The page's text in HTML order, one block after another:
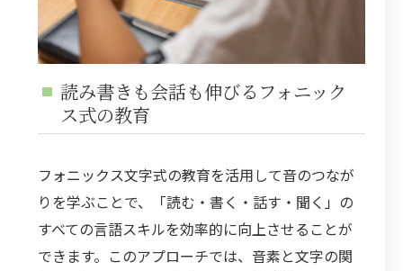
読み書きも会話も伸びるフォニック
ス式の教育
フォニックス文字式の教育を活用して音のつなが
りを学ぶことで、「読む・書く・話す・聞く」の
すべての言語スキルを効率的に向上させることが
できます。このアプローチでは、音素と文字の関